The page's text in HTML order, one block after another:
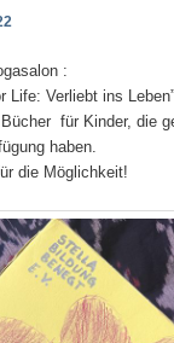
:
Life: Verliebt ins Leben”
für Kinder, die
haben.
die Möglichkeit!